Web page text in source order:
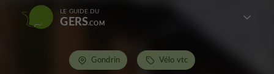
LE GUIDE DU
GERS
Gondrin Vélo vtc